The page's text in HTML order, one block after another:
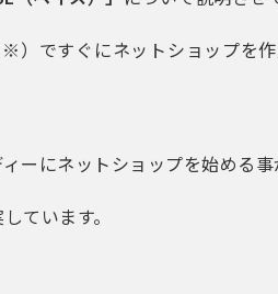
※）ですぐにネットショップを
ーにネットショップを始める事
ています。